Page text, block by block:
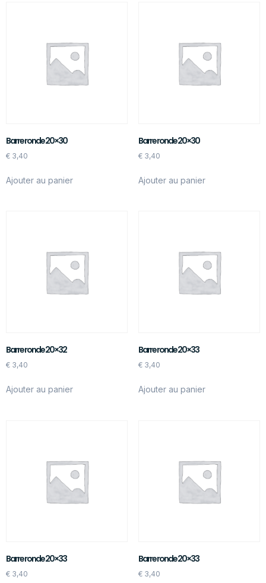
Barre ronde 20×30
€ 3,40
Ajouter au panier
Barre ronde 20×30
€3,40
Ajouter au panier
Barre ronde 20×32
€ 3,40
Ajouter au panier
Barre ronde 20×33
€3,40
Ajouter au panier
Barre ronde 20×33
€ 3,40
Barre ronde 20×33
€3,40